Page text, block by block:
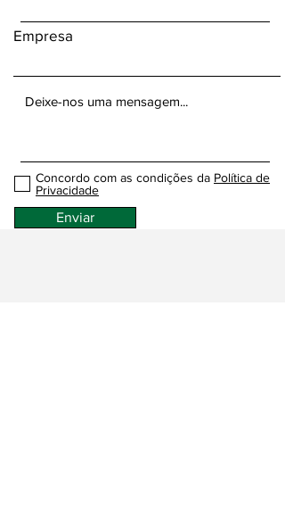
Empresa
Concordo com as condições da Política de
Privacidade
Enviar